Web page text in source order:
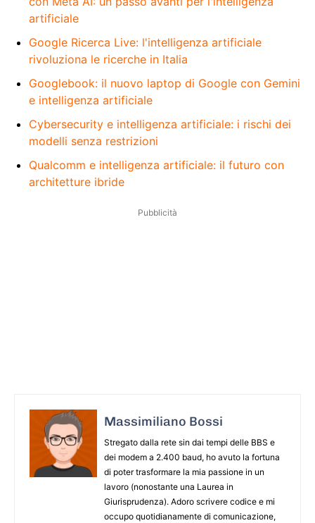
artificiale
Google Ricerca Live: l'intelligenza artificiale
rivoluziona le ricerche in Italia
Googlebook: il nuovo laptop di Google con Gemini
e intelligenza artificiale
Cybersecurity e intelligenza artificiale: i rischi dei
modelli senza restrizioni
Qualcomm e intelligenza artificiale: il futuro con
architetture ibride
Pubblicità
Massimiliano Bossi
Stregato dalla rete sin dai tempi delle BBS e
dei modem a 2.400 baud, ho avuto la fortuna
di poter trasformare la mia passione in un
lavoro (nonostante una Laurea in
Giurisprudenza). Adoro scrivere codice e mi
occupo quotidianamente di comunicazione,